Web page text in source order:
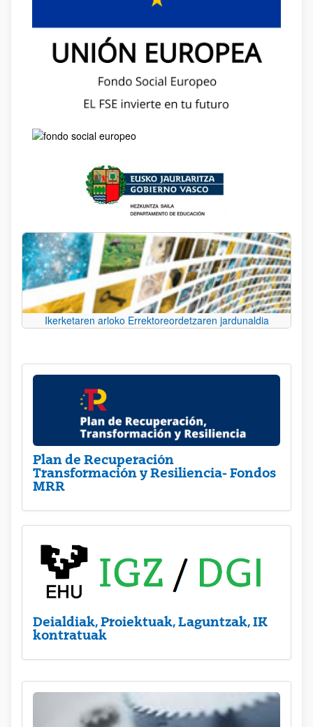
Ikerketaren arloko Errektoreordetzaren jardunaldia
Plan de Recuperación
Transformación y Resiliencia- Fondos
MRR
Deialdiak, Proiektuak, Laguntzak, IK
kontratuak